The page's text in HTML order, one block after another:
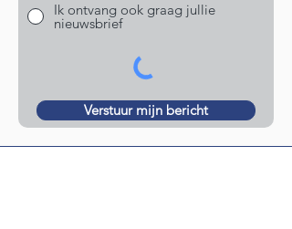
Ik ontvang ook graag jullie
nieuwsbrief
Verstuur mijn bericht